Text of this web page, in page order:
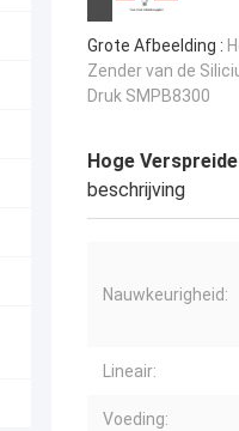
Grote Afbeelding :
Zender van de
Druk SMPB8300
Hoge
beschrijving
Nauwkeurigheid:
Lineair:
Voeding: